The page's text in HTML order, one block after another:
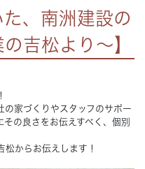
た、南洲建設の
吉松より～】
の家づくりやスタッフのサポー
の良さをお伝えすべく、個別
からお伝えします！